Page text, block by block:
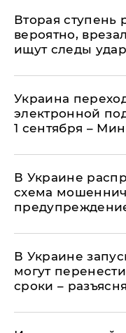
Вторая ступень
вероятно,
ищут следы
Украина
электронной
1 сентября –
В Украине
схема
В Украине
могут
сроки –